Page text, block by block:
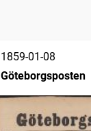
1859-01-08
Göteborgsposten